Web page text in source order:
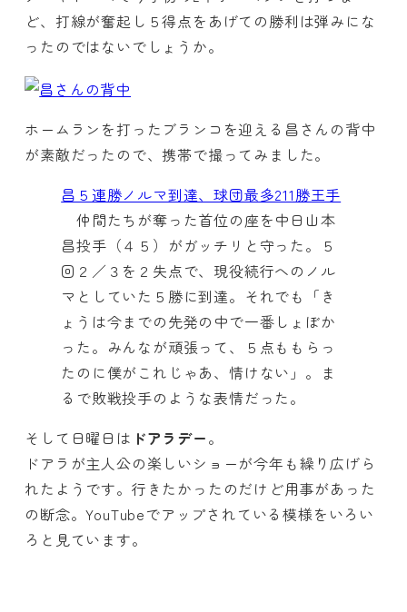
ど、打線が奮起し５得点をあげての勝利は弾みにな
ったのではないでしょうか。
ホームランを打ったブランコを迎える昌さんの背中
が素敵だったので、携帯で撮ってみました。
昌５連勝ノルマ到達、球団最多211勝王手
仲間たちが奪った首位の座を中日山本
昌投手（４５）がガッチリと守った。５
回２／３を２失点で、現役続行へのノル
マとしていた５勝に到達。それでも「き
ょうは今までの先発の中で一番しょぼか
った。みんなが頑張って、５点ももらっ
たのに僕がこれじゃあ、情けない」。ま
るで敗戦投手のような表情だった。
そして日曜日は ドアラデー。
ドアラが主人公の楽しいショーが今年も繰り広げら
れたようです。行きたかったのだけど用事があった
の断念。YouTubeでアップされている模様をいろい
ろと見ています。